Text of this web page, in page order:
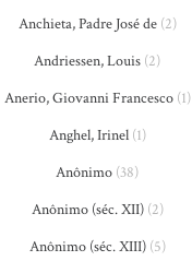
Anchieta, Padre José de(2)
Andriessen, Louis (2)
Anerio, Giovanni Francesco(1)
Anghel, Irinel(1)
Anônimo (38)
Anônimo (séc. XII)(2)
Anônimo (séc. XIII)(5)